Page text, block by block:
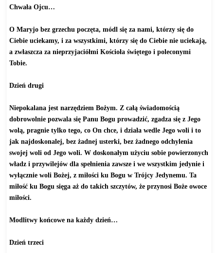
Chwała Ojcu…
O Maryjo bez grzechu poczęta, módl się za nami, którzy się do
Ciebie uciekamy, i za wszystkimi, którzy się do Ciebie nie uciekają,
a zwłaszcza za nieprzyjaciółmi Kościoła świętego i poleconymi
Tobie.
Dzień drugi
Niepokalana jest narzędziem Bożym. Z całą świadomością
dobrowolnie pozwala się Panu Bogu prowadzić, zgadza się z Jego
wolą, pragnie tylko tego, co On chce, i działa wedle Jego woli i to
jak najdoskonalej, bez żadnej usterki, bez żadnego odchylenia
swojej woli od Jego woli. W doskonałym użyciu sobie powierzonych
władz i przywilejów dla spełnienia zawsze i we wszystkim jedynie i
wyłącznie woli Bożej, z miłości ku Bogu w Trójcy Jedynemu. Ta
miłość ku Bogu sięga aż do takich szczytów, że przynosi Boże owoce
miłości.
Modlitwy końcowe na każdy dzień…
Dzień trzeci